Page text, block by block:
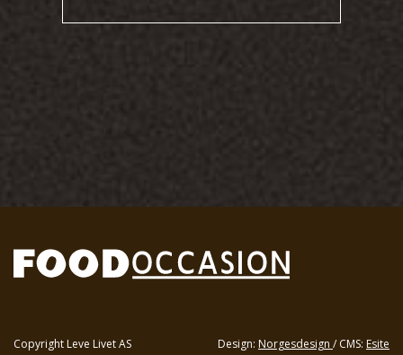
Copyright Leve Livet AS Design: Norgesdesign / CMS: Esite